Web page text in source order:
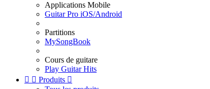
Applications Mobile
Guitar Pro iOS/Android
Partitions
MySongBook
Cours de guitare
Play Guitar Hits
  Produits 